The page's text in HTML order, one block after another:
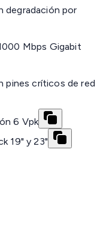
degradación por
Mbps Gigabit
pines críticos de red
6 Vpk
19" y 23"